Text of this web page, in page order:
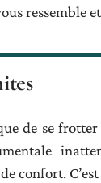
ressemble
de se
confort.